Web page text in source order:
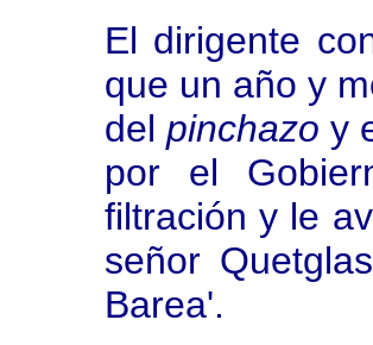
El dirigente
que un año y
del pinchazo y
por el
filtración y le
señor
Barea'.